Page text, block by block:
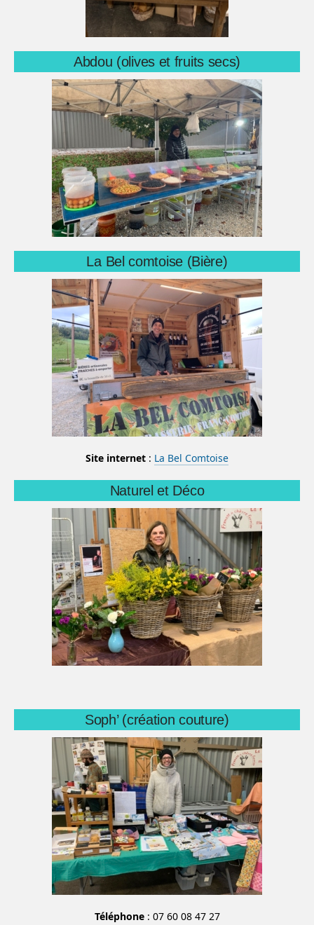
Abdou (olives et fruits secs)
La Bel comtoise (Bière)
Site internet : La Bel Comtoise
Naturel et Déco
Soph’ (création couture)
Téléphone: 07 60 08 47 27